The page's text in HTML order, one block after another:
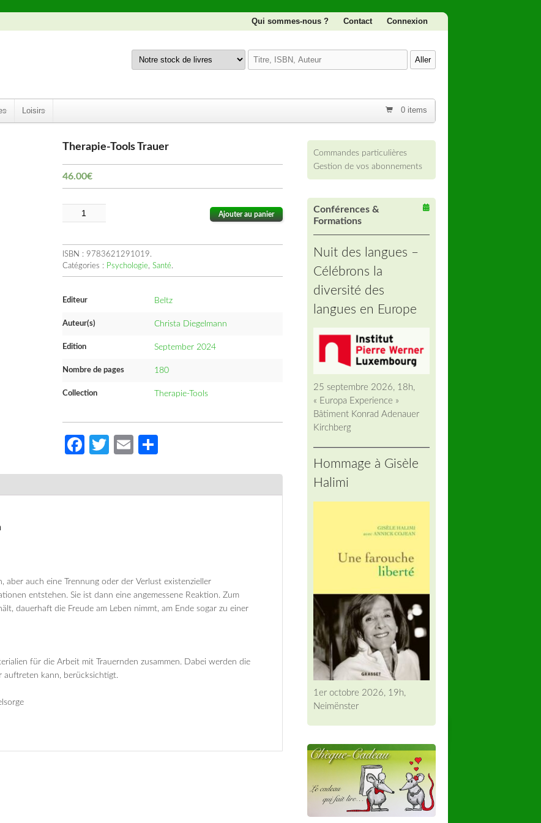
Qui sommes-nous ? Contact Connexion
0 items
Loisirs
Therapie-Tools Trauer
46.00€
Ajouter au panier
ISBN : 9783621291019.
Catégories : Psychologie, Santé.
Editeur Beltz
Auteur(s) Christa Diegelmann
Edition September 2024
Nombre de pages 180
Collection Therapie-Tools
Facebook
Twitter
Email
aber auch eine Trennung oder der Verlust existenzieller
entstehen. Sie ist dann eine angemessene Reaktion. Zum
dauerhaft die Freude am Leben nimmt, am Ende sogar zu einer
für die Arbeit mit Trauernden zusammen. Dabei werden die
auftreten kann, berücksichtigt.
Commandes particulières
Gestion de vos abonnements
Conférences &
Formations
Nuit des langues –
Célébrons la
diversité des
langues en Europe
25 septembre 2026, 18h,
« Europa Experience »
Bâtiment Konrad Adenauer
Kirchberg
Hommage à Gisèle
Halimi
1er octobre 2026, 19h,
Neimënster